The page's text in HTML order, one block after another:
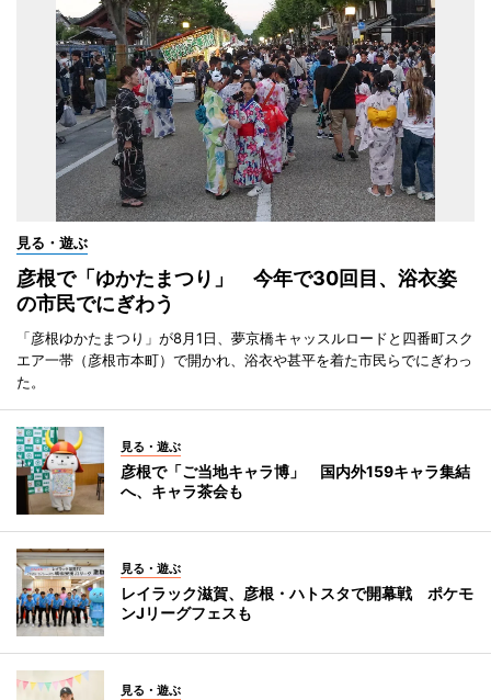
見る・遊ぶ
彦根で「ゆかたまつり」 今年で30回目、浴衣姿
の市民でにぎわう
「彦根ゆかたまつり」が8月1日、夢京橋キャッスルロードと四番町スク
エア一帯（彦根市本町）で開かれ、浴衣や甚平を着た市民らでにぎわっ
た。
見る・遊ぶ
彦根で「ご当地キャラ博」 国内外159キャラ集結
へ、キャラ茶会も
見る・遊ぶ
レイラック滋賀、彦根・ハトスタで開幕戦 ポケモ
ンJリーグフェスも
見る・遊ぶ